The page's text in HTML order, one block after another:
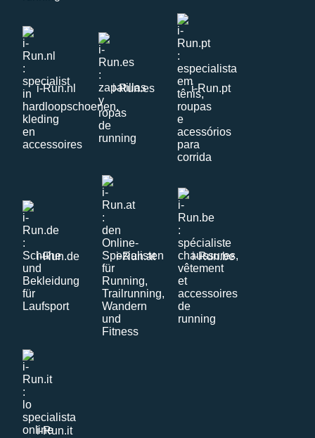
i-Run.nl i-Run.es i-Run.pt
i-Run.de i-Run.at i-Run.be
i-Run.it